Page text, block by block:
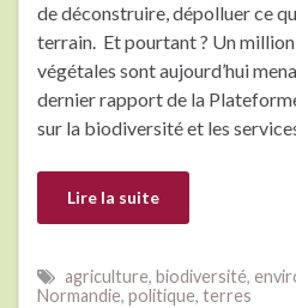
de déconstruire, dépolluer ce
terrain. Et pourtant ? Un million
végétales sont aujourd’hui
dernier rapport de la
sur la biodiversité et les
Lire la suite
agriculture, biodiversité,
Normandie, politique, terres